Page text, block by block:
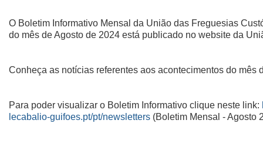
O Boletim Informativo Mensal da União das Freguesias
do mês de Agosto de 2024 está publicado no website da
Conheça as notícias referentes aos acontecimentos do mês
Para poder visualizar o Boletim Informativo clique neste link:
lecabalio-guifoes.pt/pt/newsletters (Boletim Mensal - Agosto